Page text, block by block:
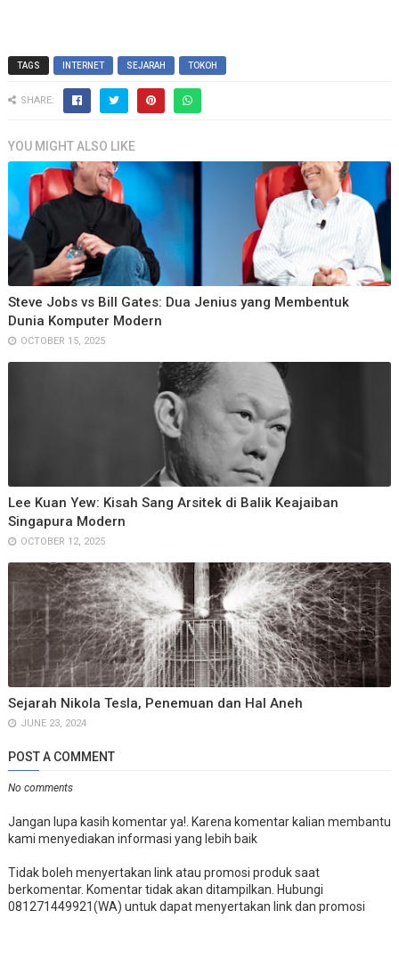
TAGS INTERNET SEJARAH TOKOH
SHARE:
YOU MIGHT ALSO LIKE
Steve Jobs vs Bill Gates: Dua Jenius yang Membentuk
Dunia Komputer Modern
OCTOBER 15, 2025
Lee Kuan Yew: Kisah Sang Arsitek di Balik Keajaiban
Singapura Modern
OCTOBER 12, 2025
Sejarah Nikola Tesla, Penemuan dan Hal Aneh
JUNE 23, 2024
POST A COMMENT
No comments
Jangan lupa kasih komentar ya!. Karena komentar kalian membantu
kami menyediakan informasi yang lebih baik
Tidak boleh menyertakan link atau promosi produk saat
berkomentar. Komentar tidak akan ditampilkan. Hubungi
081271449921(WA) untuk dapat menyertakan link dan promosi